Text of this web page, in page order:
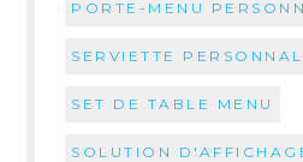
PORTE-MENU
SERVIETTE
SET DE TABLE MENU
SOLUTION